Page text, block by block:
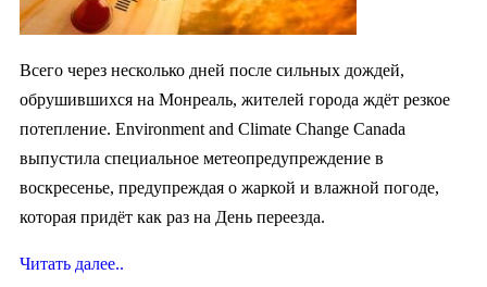
Всего через несколько дней после сильных дождей,
обрушившихся на Монреаль, жителей города ждёт резкое
потепление. Environment and Climate Change Canada
выпустила специальное метеопредупреждение в
воскресенье, предупреждая о жаркой и влажной погоде,
которая придёт как раз на День переезда.
Читать далее..